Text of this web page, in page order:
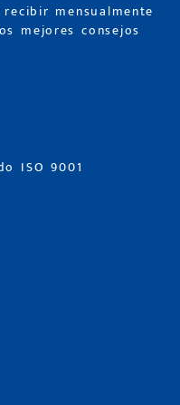
mensualmente
mejores consejos
ISO 9001